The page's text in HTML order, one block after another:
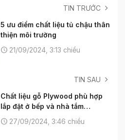
TIN TRƯỚC
5 ưu điểm chất liệu tủ chậu thân
thiện môi trường
21/09/2024, 3:13 chiều
TIN SAU
Chất liệu gỗ Plywood phù hợp
lắp đặt ở bếp và nhà tắm
không?
27/09/2024, 3:46 chiều